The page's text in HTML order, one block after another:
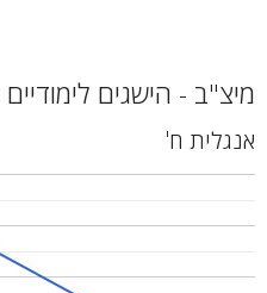
מיצ"ב - הישגים לימודיים
אנגלית ח'